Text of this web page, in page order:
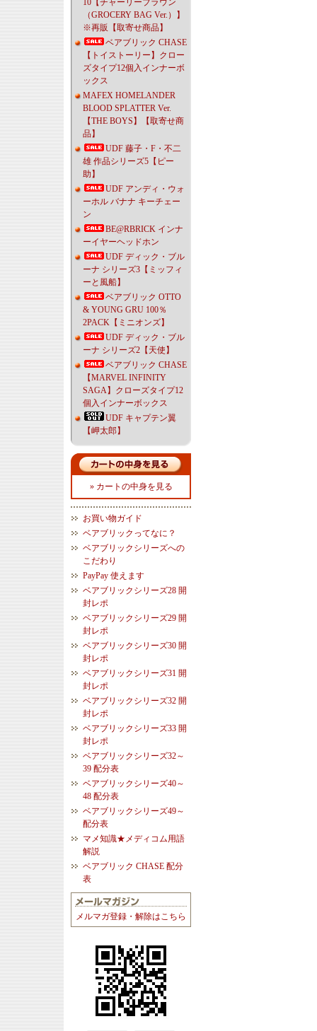
10【チャーリーブラウン
（GROCERY BAG Ver.）】
※再販【取寄せ商品】
ベアブリック CHASE
【トイストーリー】クロー
ズタイプ12個入インナーボ
ックス
MAFEX HOMELANDER
BLOOD SPLATTER Ver.
【THE BOYS】【取寄せ商
品】
UDF 藤子・F・不二
雄 作品シリーズ5【ピー
助】
UDF アンディ・ウォ
ーホル バナナ キーチェー
ン
BE@RBRICK インナ
ーイヤーヘッドホン
UDF ディック・ブル
ーナ シリーズ3【ミッフィ
ーと風船】
ベアブリック OTTO
& YOUNG GRU 100％
2PACK【ミニオンズ】
UDF ディック・ブル
ーナ シリーズ2【天使】
ベアブリック CHASE
【MARVEL INFINITY
SAGA】クローズタイプ12
個入インナーボックス
UDF キャプテン翼
【岬太郎】
» カートの中身を見る
お買い物ガイド
ベアブリックってなに？
ベアブリックシリーズへの
こだわり
PayPay 使えます
ベアブリックシリーズ28 開
封レポ
ベアブリックシリーズ29 開
封レポ
ベアブリックシリーズ30 開
封レポ
ベアブリックシリーズ31 開
封レポ
ベアブリックシリーズ32 開
封レポ
ベアブリックシリーズ33 開
封レポ
ベアブリックシリーズ32～
39 配分表
ベアブリックシリーズ40～
48 配分表
ベアブリックシリーズ49～
配分表
マメ知識★メディコム用語
解説
ベアブリック CHASE 配分
表
メルマガ登録・解除はこちら